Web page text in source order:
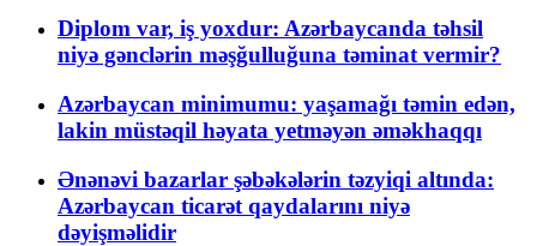
Diplom var, iş yoxdur: Azərbaycanda təhsil
niyə gənclərin məşğulluğuna təminat vermir?
Azərbaycan minimumu: yaşamağı təmin edən,
lakin müstəqil həyata yetməyən əməkhaqqı
Ənənəvi bazarlar şəbəkələrin təzyiqi altında:
Azərbaycan ticarət qaydalarını niyə
dəyişməlidir